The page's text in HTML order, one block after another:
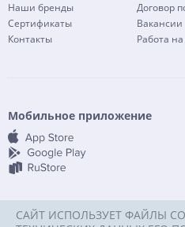
Наши бренды
Сертификаты
Контакты
Договор
Вакансии
Работа
Мобильное приложение
САЙТ ИСПОЛЬЗУЕТ ФАЙЛЫ